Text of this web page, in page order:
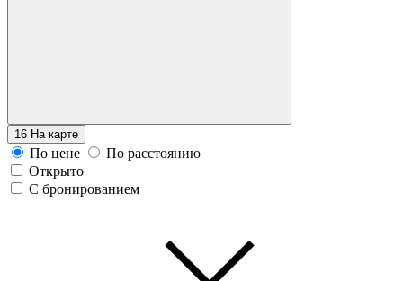
16 На карте
По цене
По расстоянию
Открыто
С бронированием